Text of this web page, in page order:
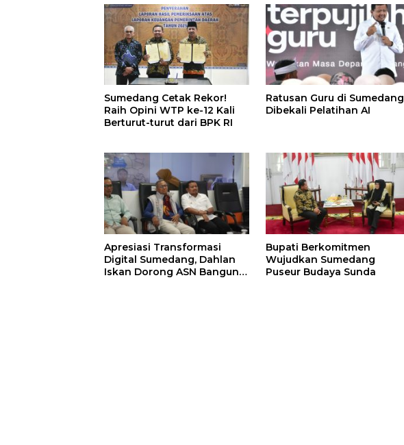
Sumedang Cetak Rekor!
Raih Opini WTP ke-12 Kali
Berturut-turut dari BPK RI
Ratusan Guru di Sumedang
Dibekali Pelatihan AI
Apresiasi Transformasi
Digital Sumedang, Dahlan
Iskan Dorong ASN Bangun
Bupati Berkomitmen
Wujudkan Sumedang
Puseur Budaya Sunda